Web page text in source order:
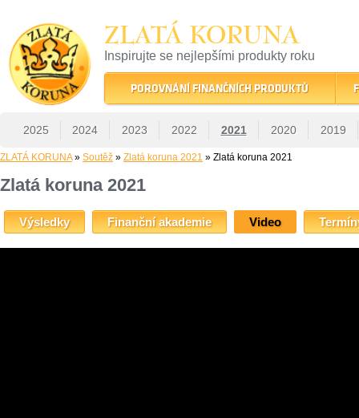
ZLATÁ KORUNA
Inspirujte se nejlepšími produkty roku
22 let tradice a kvality na finančním trhu
POROVNÁNÍ FINANČNÍCH PRODUKTŮ
2025 2024 2023 2022 2021 2020 2019
ZLATÁ KORUNA» Soutěž » Zlatá koruna 2021 » Zlatá koruna 2021
Zlatá koruna 2021
Výsledky Finanční akademie Video